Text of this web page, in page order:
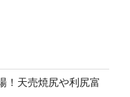
！天売焼尻や利尻富